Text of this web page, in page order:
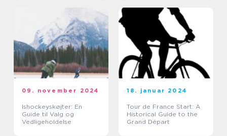
09. november 2024
Ishockeyskøjter: En
Guide til Valg og
Vedligeholdelse
18. januar 2024
Tour de France Start: A
Historical Guide to the
Grand Départ